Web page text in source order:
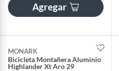
Agregar
MONARK
Bicicleta Montañera Aluminio
Highlander Xt Aro 29